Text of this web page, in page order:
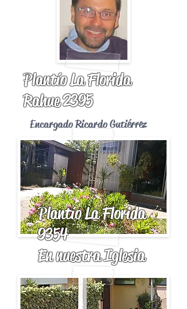
Plantío La Florida
Rahue 2395
Encargado Ricardo Gutiérrez
Plantío La Florida
9354
En nuestra Iglesia